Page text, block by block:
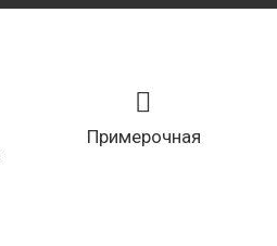
Примерочная